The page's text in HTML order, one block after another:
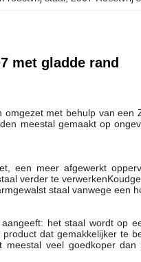
met gladde rand
met behulp van een
meestal gemaakt op
een meer afgewerkt
verder te
staal vanwege een
het staal wordt op
dat gemakkelijker te
veel goedkoper dan